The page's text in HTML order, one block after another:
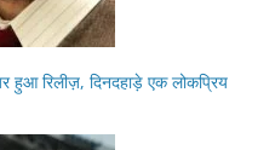
हुआ रिलीज़, दिनदहाड़े एक लोकप्रिय